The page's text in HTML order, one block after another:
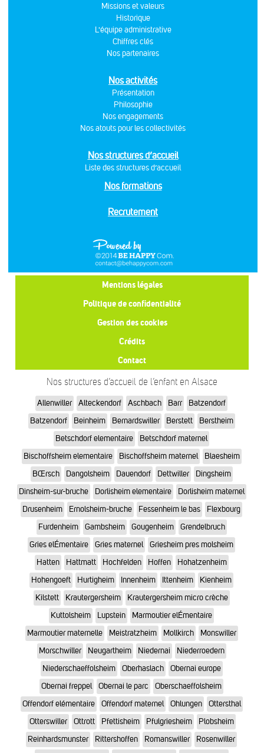
Missions et valeurs
Historique
L'équipe administrative
Chiffres clés
Nos partenaires
Nos activités
Présentation
Philosophie
Nos engagements
Nos atouts pour les collectivités
Nos structures d’accueil
Liste des structures d’accueil
Nos formations
Recrutement
Mentions légales
Politique de confidentialité
Gestion des cookies
Crédits
Contact
Nos structures d’accueil de l’enfant en Alsace
Allenwiller Alteckendorf Aschbach Barr
Batzendorf
Batzendorf
Beinheim Bernardswiller Berstett
Berstheim
Betschdorf elementaire
Betschdorf maternel
Bischoffsheim elementaire
Bischoffsheim maternel
Blaesheim
BŒrsch
Dangolsheim Dauendorf Dettwiller
Dingsheim
Dinsheim-sur-bruche
Dorlisheim elementaire
Dorlisheim maternel
Drusenheim
Ernolsheim-bruche Fessenheim le bas
Flexbourg
Furdenheim
Gambsheim Gougenheim
Grendelbruch
Gries elÉmentaire
Gries maternel
Griesheim pres molsheim
Hatten
Hattmatt Hochfelden Hoffen
Hohatzenheim
Hohengoeft
Hurtigheim Innenheim Ittenheim
Kienheim
Kilstett
Krautergersheim
Krautergersheim micro crèche
Kuttolsheim
Lupstein
Marmoutier elÉmentaire
Marmoutier maternelle
Meistratzheim Mollkirch
Monswiller
Morschwiller
Neugartheim Niedernai
Niederroedern
Niederschaeffolsheim
Oberhaslach
Obernai europe
Obernai freppel
Obernai le parc
Oberschaeffolsheim
Offendorf elémentaire
Offendorf maternel Ohlungen
Ottersthal
Otterswiller
Ottrott Pfettisheim Pfulgriesheim
Plobsheim
Reinhardsmunster
Rittershoffen Romanswiller
Rosenwiller